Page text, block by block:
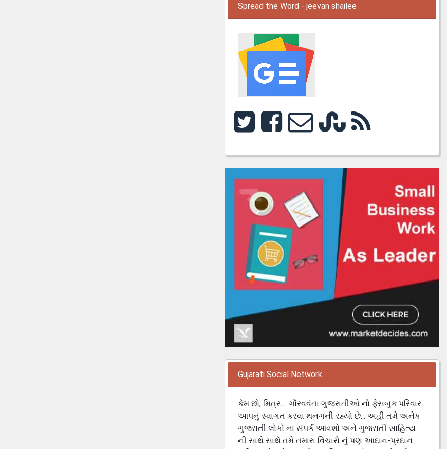
Spread the Word - jeevan shailee
Gujarati Social Network
કેમ છો, મિત્ર.... ગૌરવવંતા ગુજરાતીઓ નો ફેસબુક પરિવાર
આપનું સ્વાગત કરવા થનગની રહ્યો છે... અહી તમે અનેક
ગુજરાતી લોકો ના સંપર્ક આવશો અને ગુજરાતી સાહિત્ય
ની સાથે સાથે તમે તમારા વિચારો નું પણ આદાન-પ્રદાન